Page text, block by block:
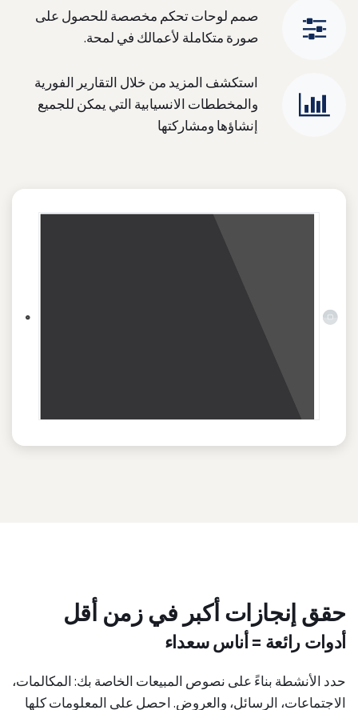
صمم لوحات تحكم مخصصة للحصول على
صورة متكاملة لأعمالك في لمحة.
استكشف المزيد من خلال التقارير الفورية
والمخططات الانسيابية التي يمكن للجميع
إنشاؤها ومشاركتها
حقق إنجازات أكبر في زمن أقل
أدوات رائعة = أناس سعداء
حدد الأنشطة بناءً على نصوص المبيعات الخاصة بك: المكالمات،
الاجتماعات، الرسائل، والعروض. احصل على المعلومات كلها